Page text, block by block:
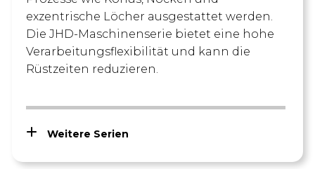
exzentrische Löcher ausgestattet werden.
Die JHD-Maschinenserie bietet eine hohe
Verarbeitungsflexibilität und kann die
Rüstzeiten reduzieren.
Weitere Serien